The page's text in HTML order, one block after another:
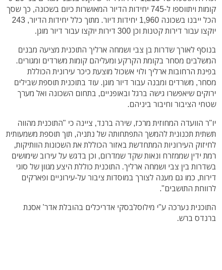
קומות ויתווספו ל-745 יחידות הדיור המאושרות כיום בשכונה, כך שסך
הכל ייבנו בשכונה 1,960 יחידות דיור. מתוך כלל יחידות הדיור, 243
יוקצו עבור דירות קטנות וכן 300 דירות יוקצו עבור דיור מוגן.
בנוסף לאורך שדרות בן צבי ושמחה ארליך התוכנית מציעה מבנים
המשלבים מסחר בקומת הקרקע ומעליהם קומות משרדים ומגורים.
בפינת הרחובות ארליך ולוי אשכול מוצעת כיכר עירונית הכוללת
מסחר, משרדים ומבנה עבור דיור מוגן. עוד בתוכנית תוספת שבילים
ירוקים שיאפשרו גישה ברגל ובאופניים, בתחום השכונה ואל מערך
שטחי הציבור וחיבור ביניהם.
יו"ר הוועדה המחוזית מרכז, שירה ברנד, ציינה כי "התוכנית מהווה
תשתית תכנונית להמשך התפתחותה של נתניה, תוך תוספת משמעותית
לחיזוק העירוניות המתחדשת באזור הכוללת את השכונות הוותיקות,
רמת ידין שממזרח ונאות שקד שמדרום, וכן בדגש על עירוב שימושים
בשדרות בין צבי ושמחה ארליך. התוכנית כוללת היצע מגוון של סוגי
דירות, כמו גם מענה לצורך במוסדות ציבור על-עירוניים ופארקים
לרווחת התושבים".
התוכנית נערכה ע"י מילוסלבסקי אדריכלים בהובלת אדר' אסנת
ברנדס ברש.